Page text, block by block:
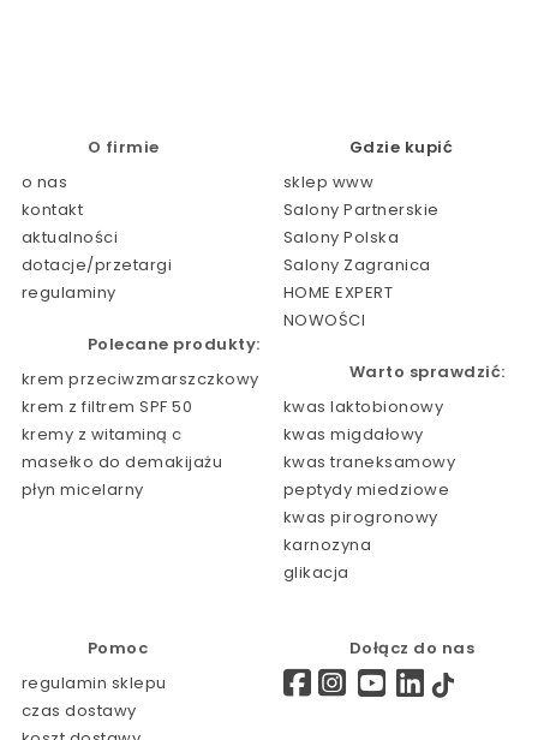
O firmie
o nas
kontakt
aktualności
dotacje/przetargi
regulaminy
Polecane produkty:
krem przeciwzmarszczkowy
krem z filtrem SPF 50
kremy z witaminą c
masełko do demakijażu
płyn micelarny
Gdzie kupić
sklep www
Salony Partnerskie
Salony Polska
Salony Zagranica
HOME EXPERT
NOWOŚCI
Warto sprawdzić:
kwas laktobionowy
kwas migdałowy
kwas traneksamowy
peptydy miedziowe
kwas pirogronowy
karnozyna
glikacja
Pomoc
regulamin sklepu
czas dostawy
Dołącz do nas